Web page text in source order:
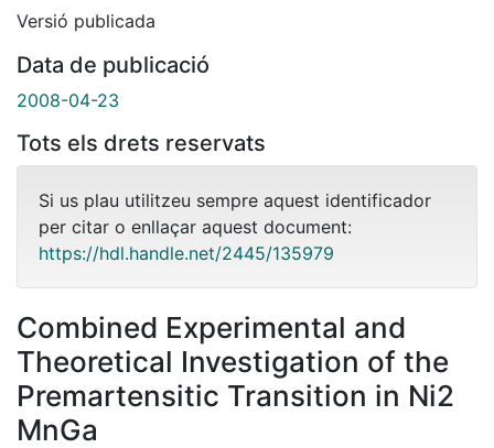
Versió publicada
Data de publicació
2008-04-23
Tots els drets reservats
Si us plau utilitzeu sempre aquest identificador
per citar o enllaçar aquest document:
https://hdl.handle.net/2445/135979
Combined Experimental and
Theoretical Investigation of the
Premartensitic Transition in Ni2
MnGa